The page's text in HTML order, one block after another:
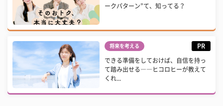
ークパターン”て、知ってる？
将来を考える PR
できる準備をしておけば、自信を持っ
て踏み出せる――ヒコロヒーが教えて
くれ...